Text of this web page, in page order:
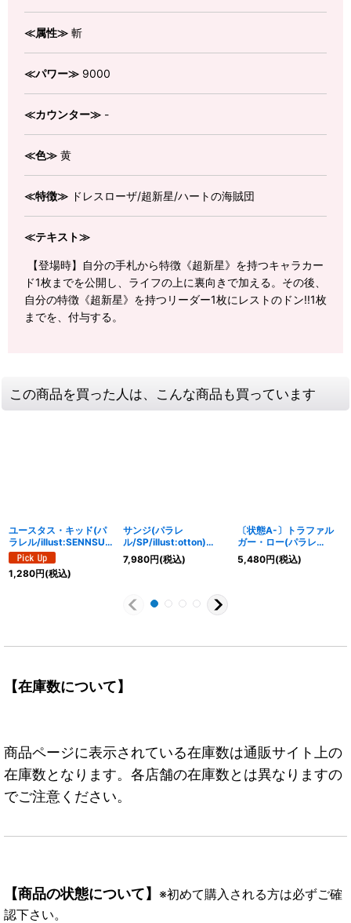
≪属性≫ 斬
≪パワー≫ 9000
≪カウンター≫ -
≪色≫ 黄
≪特徴≫ ドレスローザ/超新星/ハートの海賊団
≪テキスト≫
【登場時】自分の手札から特徴《超新星》を持つキャラカー
ド1枚までを公開し、ライフの上に裏向きで加える。その後、
自分の特徴《超新星》を持つリーダー1枚にレストのドン!!1枚
までを、付与する。
この商品を買った人は、こんな商品も買っています
ユースタス・キッド(パ
ラレル/illust:SENNSU)
【SR/P】{OP10-112}
1,280円(税込)
サンジ(パラレ
ル/SP/illust:otton)
【SP】{ST14-
003[OP10]}
7,980円(税込)
〔状態A-〕トラファル
ガー・ロー(パラレ
ル/illust:Makitoshi)
【SP】{OP10-119}
5,480円(税込)
【在庫数について】
商品ページに表示されている在庫数は通販サイト上の
在庫数となります。各店舗の在庫数とは異なりますの
でご注意ください。
【商品の状態について】 ※初めて購入される方は必ずご確
認下さい。